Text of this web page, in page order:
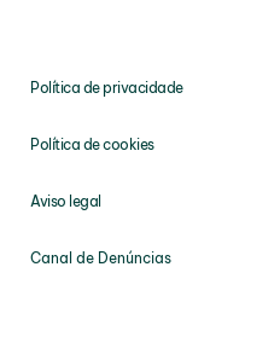
Política de privacidade
Política de cookies
Aviso legal
Canal de Denúncias